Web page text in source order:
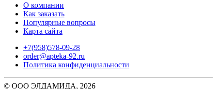
О компании
Как заказать
Популярные вопросы
Карта сайта
+7(958)578-09-28
order@apteka-92.ru
Политика конфиденциальности
© ООО ЭЛДАМИДА, 2026